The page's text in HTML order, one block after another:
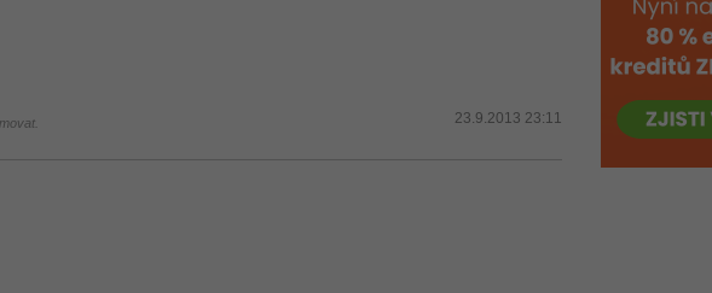
23.9.2013 23:11